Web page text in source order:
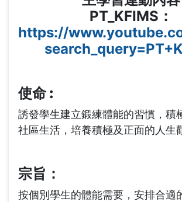
PT_KFIMS：
https://
使命 :
誘發學生建立鍛練體能的習慣，積
社區生活，培養積極及正面的人生
宗旨：
按個別學生的體能需要，安排合適